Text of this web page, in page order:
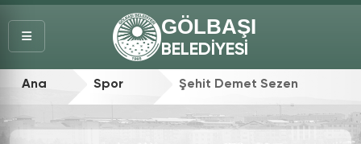
GÖLBAŞI
BELEDİYESİ
Ana Spor
Tesisleri
Şehit Demet Sezen
Kapalı Yüzme Havuzu